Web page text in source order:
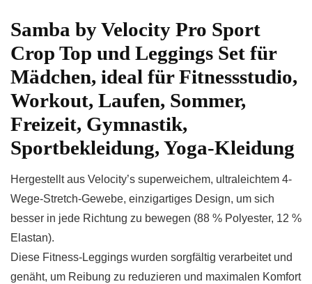
Samba by Velocity Pro Sport
Crop Top und Leggings Set für
Mädchen, ideal für Fitnessstudio,
Workout, Laufen, Sommer,
Freizeit, Gymnastik,
Sportbekleidung, Yoga-Kleidung
Hergestellt aus Velocity’s superweichem, ultraleichtem 4-
Wege-Stretch-Gewebe, einzigartiges Design, um sich
besser in jede Richtung zu bewegen (88 % Polyester, 12 %
Elastan).
Diese Fitness-Leggings wurden sorgfältig verarbeitet und
genäht, um Reibung zu reduzieren und maximalen Komfort